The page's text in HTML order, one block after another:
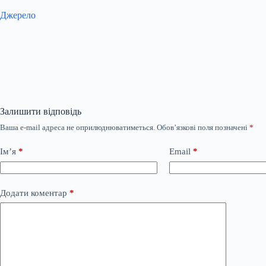
Джерело
Залишити відповідь
Ваша e-mail адреса не оприлюднюватиметься. Обов’язкові поля позначені *
Ім’я * Email *
Додати коментар *